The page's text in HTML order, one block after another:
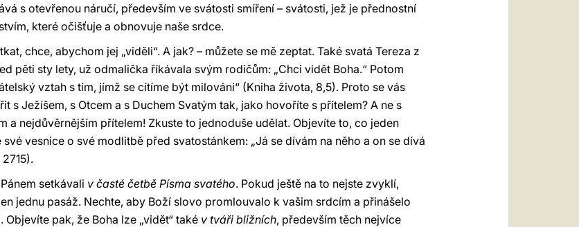
s otevřenou náručí, především ve svátosti smíření – svátosti, jež je přednostní
které očišťuje a obnovuje naše srdce.
chce, abychom jej „viděli“. A jak? – můžete se mě zeptat. Také svatá Tereza z
pěti sty lety, už odmalička říkávala svým rodičům: „Chci vidět Boha.“ Potom
vztah s tím, jímž se cítíme být milováni“ (Kniha života, 8,5). Proto se vás
s Ježíšem, s Otcem a s Duchem Svatým tak, jako hovoříte s přítelem? A ne s
a nejdůvěrnějším přítelem! Zkuste to jednoduše udělat. Objevíte to, co jeden
vesnice o své modlitbě před svatostánkem: „Já se dívám na něho a on se dívá
setkávali v časté četbě Písma svatého. Pokud ještě na to nejste zvyklí,
jednu pasáž. Nechte, aby Boží slovo promlouvalo k vašim srdcím a přinášelo
Objevíte pak, že Boha lze „vidět“ také v tváři bližních, především těch nejvíce